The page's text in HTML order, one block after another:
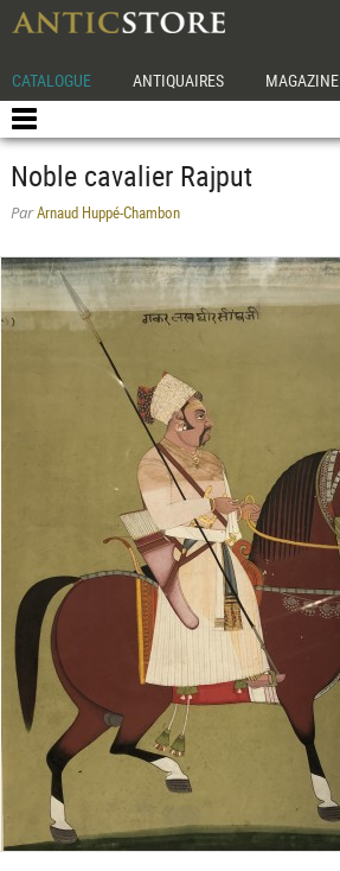
CATALOGUE ANTIQUAIRES MAGAZINE
Noble cavalier Rajput
ParArnaud Huppé-Chambon